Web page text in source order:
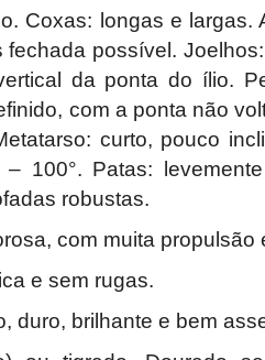
Coxas: longas e largas.
possível.
da ponta do ílio.
com a ponta não
curto, pouco
100°. Patas:
robustas.
com muita propulsão
e sem rugas.
duro, brilhante e bem